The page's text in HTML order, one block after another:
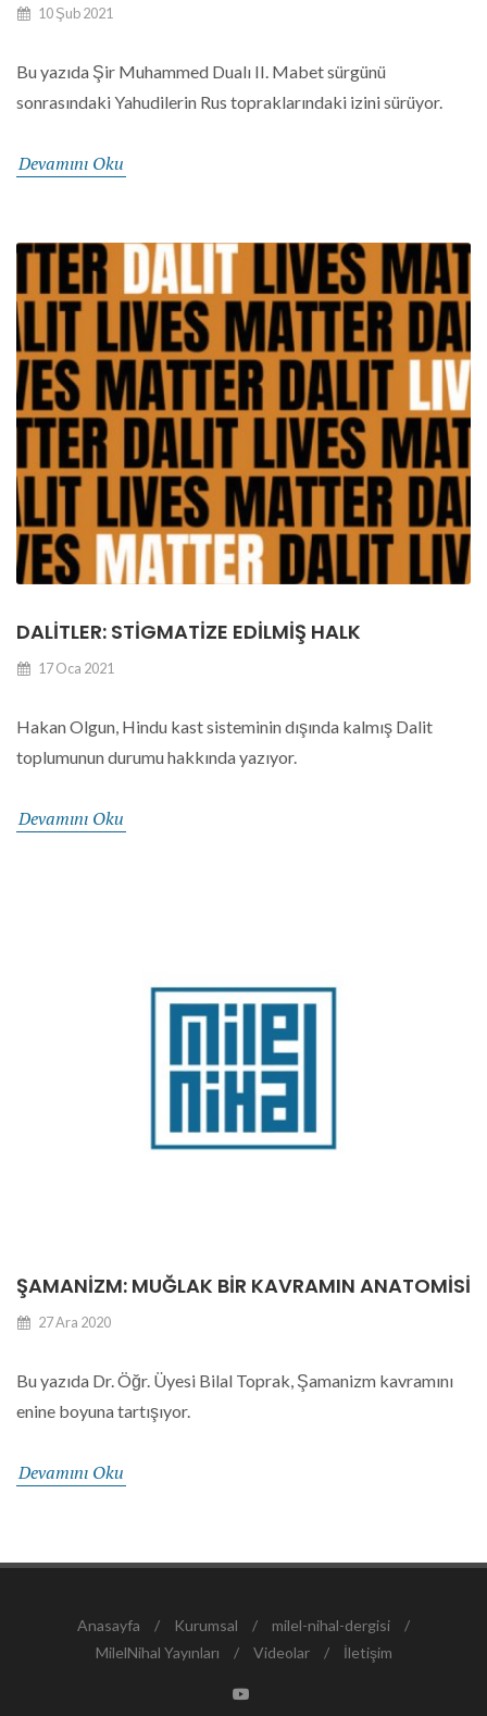
10 Şub 2021
Bu yazıda Şir Muhammed Dualı II. Mabet sürgünü
sonrasındaki Yahudilerin Rus topraklarındaki izini sürüyor.
Devamını Oku
DALITLER: STIGMATIZE EDILMIŞ HALK
17 Oca 2021
Hakan Olgun, Hindu kast sisteminin dışında kalmış Dalit
toplumunun durumu hakkında yazıyor.
Devamını Oku
ŞAMANIZM: MUĞLAK BIR KAVRAMIN ANATOMISI
27 Ara 2020
Bu yazıda Dr. Öğr. Üyesi Bilal Toprak, Şamanizm kavramını
enine boyuna tartışıyor.
Devamını Oku
Anasayfa / Kurumsal / milel-nihal-dergisi
/
MilelNihal Yayınları
/ Videolar / İletişim